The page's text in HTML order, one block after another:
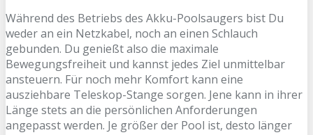
Während des Betriebs des Akku-Poolsaugers bist Du
weder an ein Netzkabel, noch an einen Schlauch
gebunden. Du genießt also die maximale
Bewegungsfreiheit und kannst jedes Ziel unmittelbar
ansteuern. Für noch mehr Komfort kann eine
ausziehbare Teleskop-Stange sorgen. Jene kann in ihrer
Länge stets an die persönlichen Anforderungen
angepasst werden. Je größer der Pool ist, desto länger